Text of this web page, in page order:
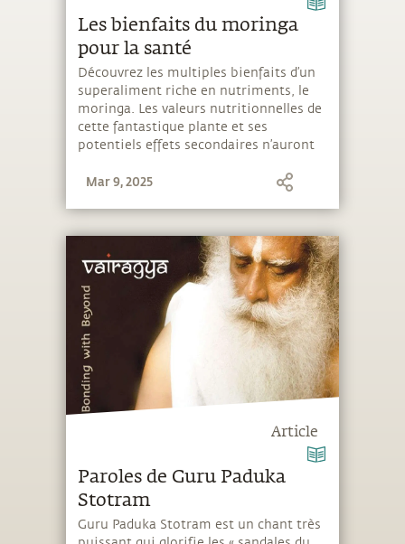
Les bienfaits du moringa
pour la santé
Découvrez les multiples bienfaits d’un
superaliment riche en nutriments, le
moringa. Les valeurs nutritionnelles de
cette fantastique plante et ses
potentiels effets secondaires n’auront
votre santé et votre bien-être en
Mar 9, 2025
Article
Paroles de Guru Paduka
Stotram
Guru Paduka Stotram est un chant très